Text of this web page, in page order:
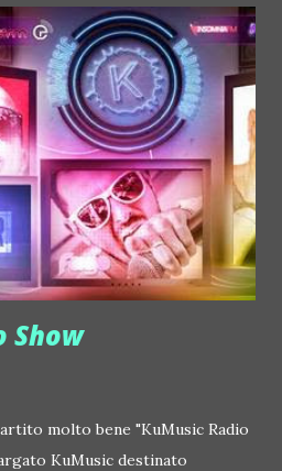
21 e 28 febbraio 2014 arriva
i suoi dischi anni '60, '70, '80 e
lungo 40 anni dedicate
ager ma non per questo la
a casa a ricordare il passato. E
dj come Lanfranchi: ogni sera
insolito per le disco, con le
Show
molto bene "KuMusic Radio
KuMusic destinato